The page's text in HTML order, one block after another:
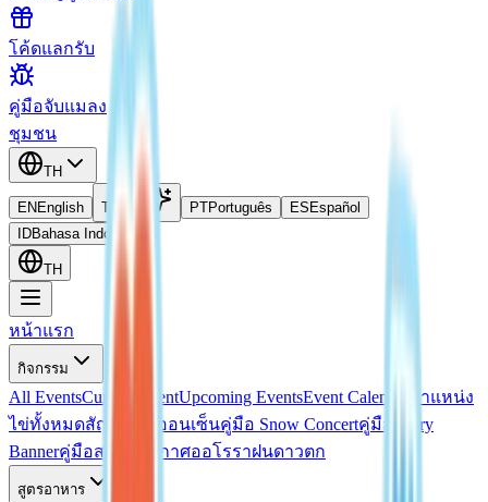
โค้ดแลกรับ
คู่มือจับแมลง
ชุมชน
TH
EN English TH PTPortuguês ES Español
IDBahasa Indonesia
TH
หน้าแรก
กิจกรรม
All EventsCurrent EventUpcoming EventsEvent Calendar
ตำแหน่ง
ไข่ทั้งหมดสัญญาไข่ออนเซ็นคู่มือ Snow Concertคู่มือ Fairy
Bannerคู่มือสภาพอากาศออโรราฝนดาวตก
สูตรอาหาร